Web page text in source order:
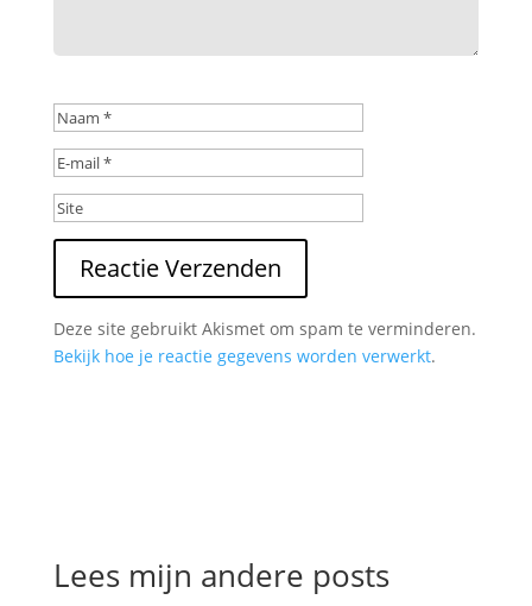
Reactie Verzenden
Deze site gebruikt Akismet om spam te verminderen.
Bekijk hoe je reactie gegevens worden verwerkt.
Lees mijn andere posts